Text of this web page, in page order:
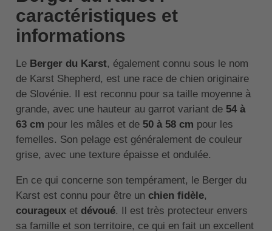
caractéristiques et
informations
Le Berger du Karst, également connu sous le nom
de Karst Shepherd, est une race de chien originaire
de Slovénie. Il est reconnu pour sa taille moyenne à
grande, avec une hauteur au garrot variant de 54 à
63 cm pour les mâles et de 50 à 58 cm pour les
femelles. Son pelage est généralement de couleur
grise, avec une texture épaisse et ondulée.
En ce qui concerne son tempérament, le Berger du
Karst est connu pour être un chien fidèle,
courageux et dévoué. Il est très protecteur envers
sa famille et son territoire, ce qui en fait un excellent